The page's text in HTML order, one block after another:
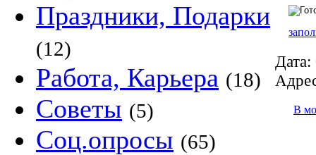
Праздники, Подарки
(12)
Работа, Карьера (18)
Советы (5)
Соц.опросы (65)
Дата:
В